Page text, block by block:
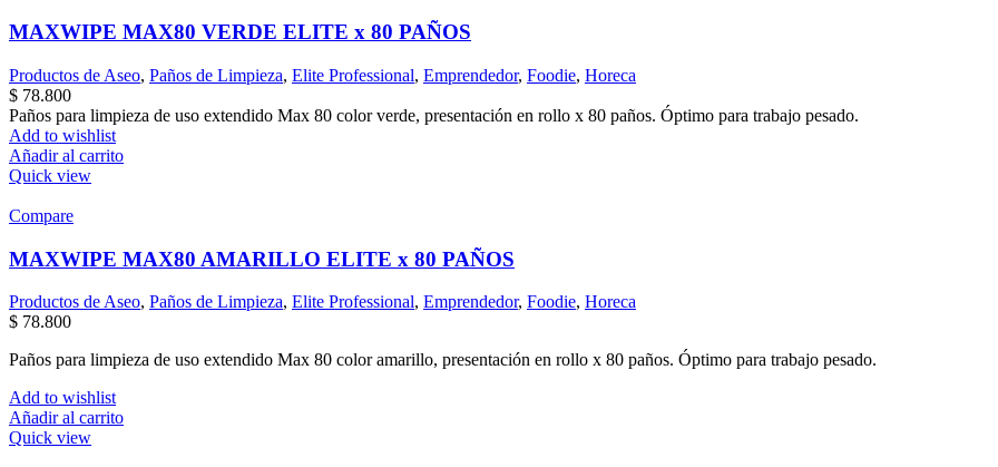
MAXWIPE MAX80 VERDE ELITE x 80 PAÑOS
Productos de Aseo, Paños de Limpieza, Elite Professional, Emprendedor, Foodie, Horeca
$ 78.800
Paños para limpieza de uso extendido Max 80 color verde, presentación en rollo x 80 paños. Óptimo para trabajo pesado.
Add to wishlist
Añadir al carrito
Quick view
Compare
MAXWIPE MAX80 AMARILLO ELITE x 80 PAÑOS
Productos de Aseo, Paños de Limpieza, Elite Professional, Emprendedor, Foodie, Horeca
$ 78.800
Paños para limpieza de uso extendido Max 80 color amarillo, presentación en rollo x 80 paños. Óptimo para trabajo pesado.
Add to wishlist
Añadir al carrito
Quick view